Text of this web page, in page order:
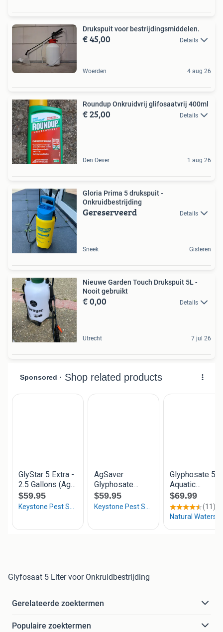
Drukspuit voor bestrijdingsmiddelen.
€ 45,00 Details
Woerden 4 aug 26
Roundup Onkruidvrij glifosaatvrij 400ml
€ 25,00 Details
Den Oever 1 aug 26
Gloria Prima 5 drukspuit -
Onkruidbestrijding
Gereserveerd Details
Sneek Gisteren
Nieuwe Garden Touch Drukspuit 5L -
Nooit gebruikt
€ 0,00 Details
Utrecht 7 jul 26
Glyfosaat 5 Liter voor Onkruidbestrijding
Gerelateerde zoektermen
Populaire zoektermen